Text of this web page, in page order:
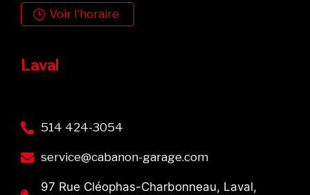
Voir l'horaire
Laval
514 424-3054
service@cabanon-garage.com
97 Rue Cléophas-Charbonneau, Laval,